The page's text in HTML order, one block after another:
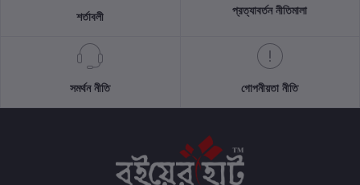
শর্তাবলী প্রত্যাবর্তন নীতিমালা
সমর্থন নীতি গোপনীয়তা নীতি